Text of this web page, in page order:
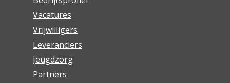
Vacatures
Vrijwilligers
Leveranciers
Jeugdzorg
Partners